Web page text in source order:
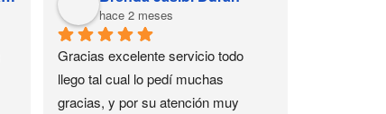
hace 2 meses
Gracias excelente servicio todo
llego tal cual lo pedí muchas
gracias, y por su atención muy